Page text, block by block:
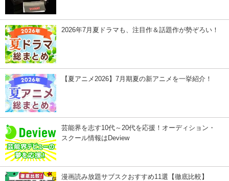
2026年7月夏ドラマも、注目作＆話題作が勢ぞろい！
【夏アニメ2026】7月期夏の新アニメを一挙紹介！
芸能界を志す10代～20代を応援！オーディション・
スクール情報はDeview
漫画読み放題サブスクおすすめ11選【徹底比較】